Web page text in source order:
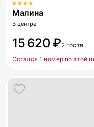
Малина
В центре
15 620 ₽2 гостя
Остался 1 номер по этой